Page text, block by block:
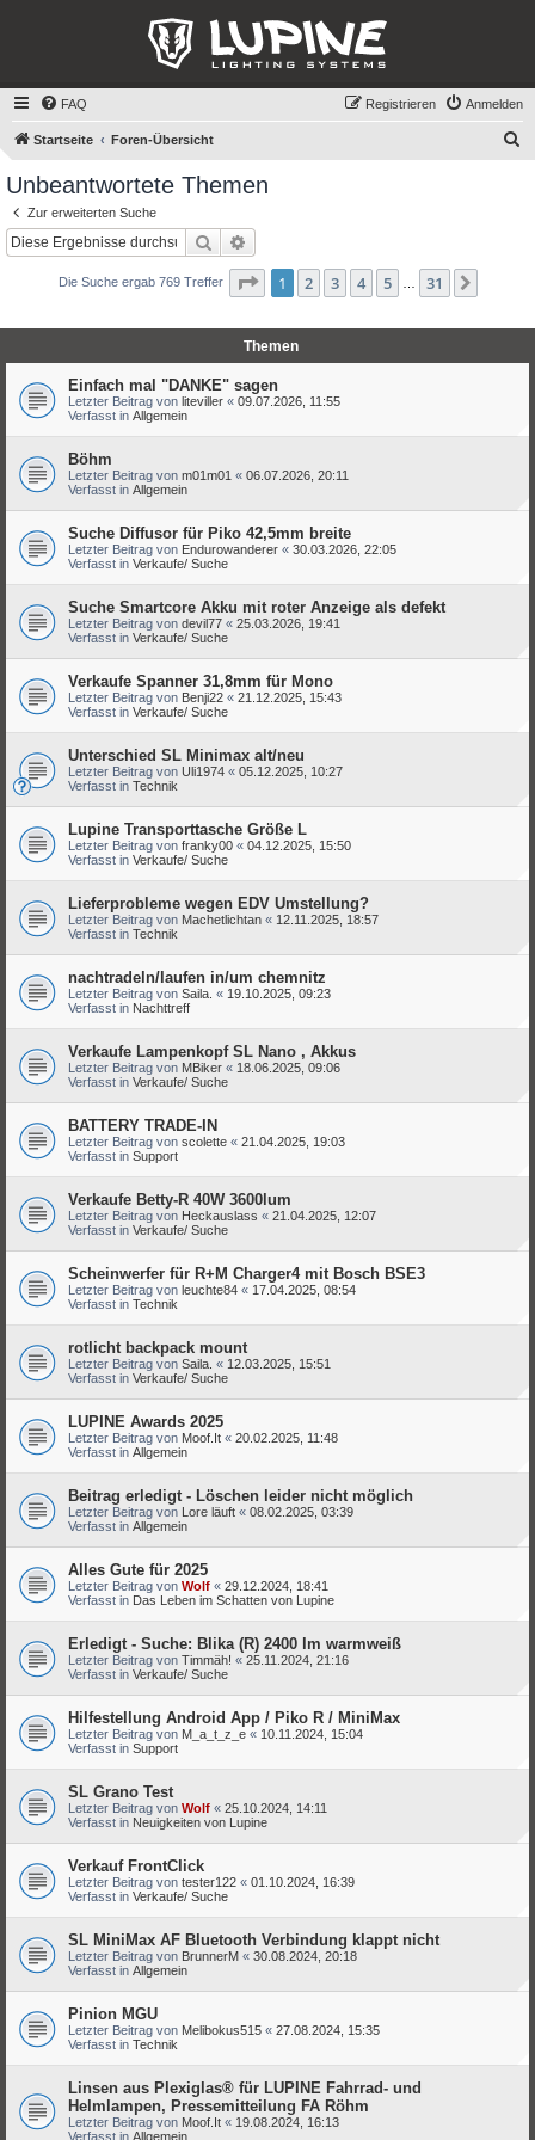
FAQ Anmelden
Registrieren
Startseite Foren-Übersicht
Unbeantwortete Themen
Zur erweiterten Suche
Suche
Die Suche ergab 769 Treffer Seite 1von 31
1 2 3 4 5 31
Themen
Einfach mal "DANKE" sagen
Letzter Beitrag von liteviller « 09.07.2026, 11:55
Verfasst in Allgemein
Böhm
Letzter Beitrag von m01m01 « 06.07.2026, 20:11
Verfasst in Allgemein
Suche Diffusor für Piko 42,5mm breite
Letzter Beitrag von Endurowanderer « 30.03.2026, 22:05
Verfasst in Verkaufe/ Suche
Suche Smartcore Akku mit roter Anzeige als defekt
Letzter Beitrag von devil77 « 25.03.2026, 19:41
Verfasst in Verkaufe/ Suche
Verkaufe Spanner 31,8mm für Mono
Letzter Beitrag von Benji22 « 21.12.2025, 15:43
Verfasst in Verkaufe/ Suche
Unterschied SL Minimax alt/neu
Letzter Beitrag von Uli1974 « 05.12.2025, 10:27
Verfasst in Technik
Lupine Transporttasche Größe L
Letzter Beitrag von franky00 « 04.12.2025, 15:50
Verfasst in Verkaufe/ Suche
Lieferprobleme wegen EDV Umstellung?
Letzter Beitrag von Machetlichtan « 12.11.2025, 18:57
Verfasst in Technik
nachtradeln/laufen in/um chemnitz
Letzter Beitrag von Saila. « 19.10.2025, 09:23
Verfasst in Nachttreff
Verkaufe Lampenkopf SL Nano , Akkus
Letzter Beitrag von MBiker « 18.06.2025, 09:06
Verfasst in Verkaufe/ Suche
BATTERY TRADE-IN
Letzter Beitrag von scolette « 21.04.2025, 19:03
Verfasst in Support
Verkaufe Betty-R 40W 3600lum
Letzter Beitrag von Heckauslass « 21.04.2025, 12:07
Verfasst in Verkaufe/ Suche
Scheinwerfer für R+M Charger4 mit Bosch BSE3
Letzter Beitrag von leuchte84 « 17.04.2025, 08:54
Verfasst in Technik
rotlicht backpack mount
Letzter Beitrag von Saila. « 12.03.2025, 15:51
Verfasst in Verkaufe/ Suche
LUPINE Awards 2025
Letzter Beitrag von Moof.It « 20.02.2025, 11:48
Verfasst in Allgemein
Beitrag erledigt - Löschen leider nicht möglich
Letzter Beitrag von Lore läuft « 08.02.2025, 03:39
Verfasst in Allgemein
Alles Gute für 2025
Letzter Beitrag von Wolf « 29.12.2024, 18:41
Verfasst in Das Leben im Schatten von Lupine
Erledigt - Suche: Blika (R) 2400 lm warmweiß
Letzter Beitrag von Timmäh! « 25.11.2024, 21:16
Verfasst in Verkaufe/ Suche
Hilfestellung Android App / Piko R / MiniMax
Letzter Beitrag von M_a_t_z_e « 10.11.2024, 15:04
Verfasst in Support
SL Grano Test
Letzter Beitrag von Wolf « 25.10.2024, 14:11
Verfasst in Neuigkeiten von Lupine
Verkauf FrontClick
Letzter Beitrag von tester122 « 01.10.2024, 16:39
Verfasst in Verkaufe/ Suche
SL MiniMax AF Bluetooth Verbindung klappt nicht
Letzter Beitrag von BrunnerM « 30.08.2024, 20:18
Verfasst in Allgemein
Pinion MGU
Letzter Beitrag von Melibokus515 « 27.08.2024, 15:35
Verfasst in Technik
Linsen aus Plexiglas® für LUPINE Fahrrad- und
Helmlampen, Pressemitteilung FA Röhm
Letzter Beitrag von Moof.It « 19.08.2024, 16:13
Verfasst in Allgemein